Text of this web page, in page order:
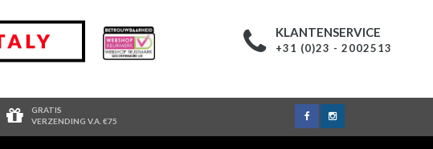
KLANTENSERVICE
+31 (0)23 - 2002513
GRATIS
VERZENDING V.A. €75